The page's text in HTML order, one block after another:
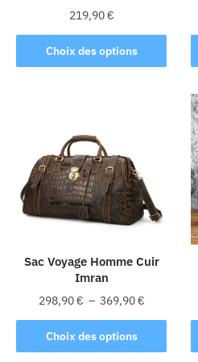
219,90€
Choix des options
Ce
produit
Les
options
peuvent
être
choisies
la
page
du
produit
Sac Voyage Homme Cuir
Imran
298,90€ – 369,90€Plage
de
298,90 €
Choix des options
Ce
produit